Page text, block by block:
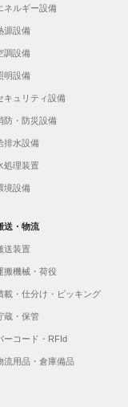
ネルギー設備
源設備
調設備
明設備
キュリティ設備
防・防災設備
排水設備
処理装置
境設備
送・物流
送装置
搬機械・荷役
載・仕分け・ピッキング
蔵・保管
ーコード・RFId
流用品・倉庫備品